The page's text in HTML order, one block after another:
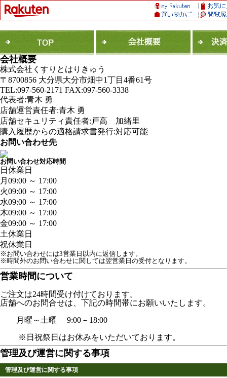
会社概要
株式会社くすりとはりきゅう
〒8700856 大分県大分市畑中1丁目4番61号
TEL:097-560-2171 FAX:097-560-3338
代表者:青木 勇
店舗運営責任者:青木 勇
店舗セキュリティ責任者:戸高 加緒里
購入履歴からの適格請求書発行:対応可能
お問い合わせ先
お問い合わせ対応時間
日 休業日
月 09:00 ～ 17:00
火09:00 ～ 17:00
水09:00 ～ 17:00
木09:00 ～ 17:00
金09:00 ～ 17:00
土休業日
祝休業日
※お問い合わせには3営業日以内に返信します。
※時間外のお問い合わせに関しては翌営業日の受付となります。
営業時間について
ご注文は24時間受け付けております。
店舗へのお問合せは、下記の時間帯にお願いいたします。
月曜～土曜 9:00－18:00
※日祝祭日はお休みをいただいております。
管理及び運営に関する事項
管理及び運営に関する事項